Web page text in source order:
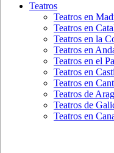
Teatros
Teatros en
Teatros en
Teatros en la
Teatros en
Teatros en el
Teatros en
Teatros en
Teatros de
Teatros de
Teatros en